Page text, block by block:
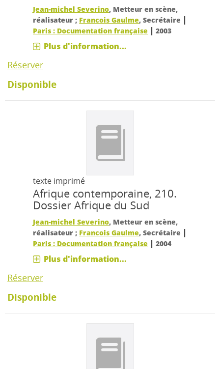
Jean-michel Severino, Metteur en scène,
réalisateur ; Francois Gaulme, Secrétaire |
Paris : Documentation française |2003
Plus d'information...
Réserver
Disponible
texte imprimé
Afrique contemporaine, 210.
Dossier Afrique du Sud
Jean-michel Severino, Metteur en scène,
réalisateur ; Francois Gaulme, Secrétaire |
Paris : Documentation française |2004
Plus d'information...
Réserver
Disponible